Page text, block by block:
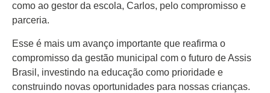
como ao gestor da escola, Carlos, pelo compromisso e
parceria.
Esse é mais um avanço importante que reafirma o
compromisso da gestão municipal com o futuro de Assis
Brasil, investindo na educação como prioridade e
construindo novas oportunidades para nossas crianças.